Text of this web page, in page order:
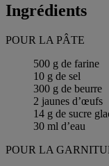
Ingrédients
POUR LA PÂTE
500 g de farine
10 g de sel
300 g de beurre
2 jaunes d’œufs
14 g de sucre
30 ml d’eau
POUR LA